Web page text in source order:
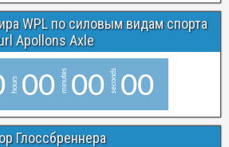
WPL по силовым видам спорта
Apollons Axle
hours 00 minutes 00 seconds 00
Глоссбреннера